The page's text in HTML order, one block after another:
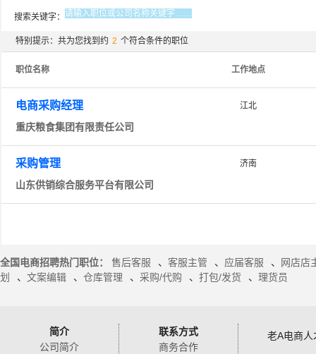
搜索关键字：
特别提示：共为您找到约 2 个符合条件的职位
职位名称 工作地点
电商采购经理
重庆粮食集团有限责任公司
江北
采购管理
山东供销综合服务平台有限公司
济南
全国电商招聘热门职位： 售后客服 、 客服主管 、 应届客服 、
网店店
划
、 文案编辑 、 仓库管理 、 采购/代购 、 打包/发货 、 理货员
简介
公司简介
联系方式
商务合作
老A电商人